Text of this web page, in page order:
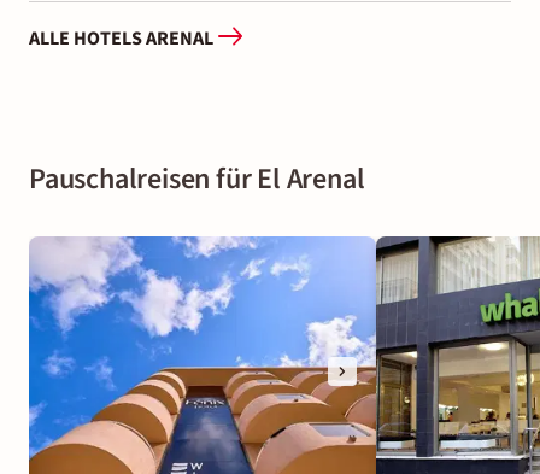
ALLE HOTELS ARENAL
Pauschalreisen für El Arenal